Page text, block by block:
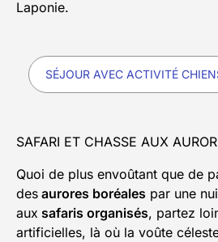
Laponie.
SÉJOUR AVEC ACTIVITÉ
SAFARI ET CHASSE AUX
Quoi de plus envoûtant que de
des aurores boréales par une
aux safaris organisés, partez
artificielles, là où la voûte